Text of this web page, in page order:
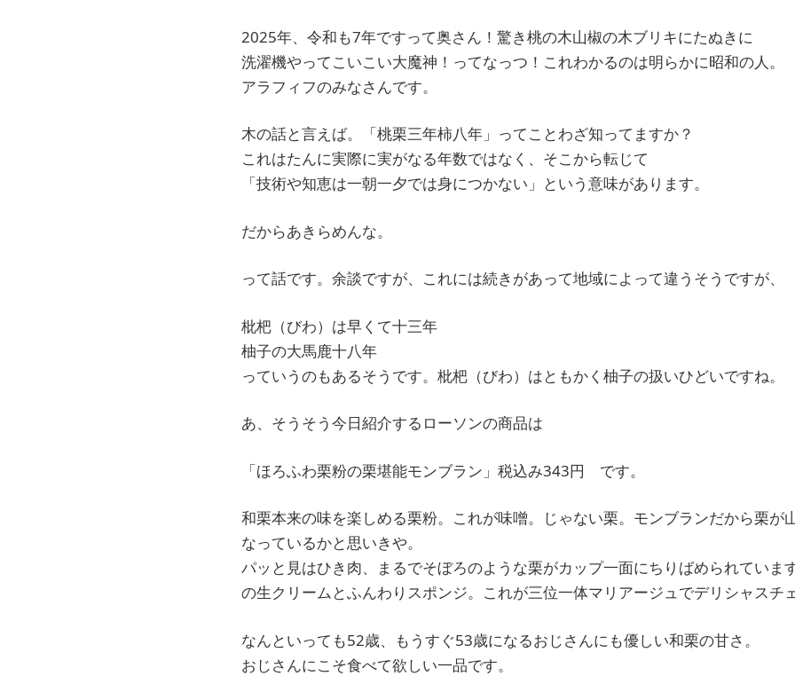
2025年、令和も7年ですって奥さん！驚き桃の木山椒の木ブリキにたぬきに
洗濯機やってこいこい大魔神！ってなっつ！これわかるのは明らかに昭和の人。
アラフィフのみなさんです。
木の話と言えば。「桃栗三年柿八年」ってことわざ知ってますか？
これはたんに実際に実がなる年数ではなく、そこから転じて
「技術や知恵は一朝一夕では身につかない」という意味があります。
だからあきらめんな。
って話です。余談ですが、これには続きがあって地域によって違うそうですが、
枇杷（びわ）は早くて十三年
柚子の大馬鹿十八年
っていうのもあるそうです。枇杷（びわ）はともかく柚子の扱いひどいですね。
あ、そうそう今日紹介するローソンの商品は
「ほろふわ栗粉の栗堪能モンブラン」税込み343円 です。
和栗本来の味を楽しめる栗粉。これが味噌。じゃない栗。モンブランだから栗が
なっているかと思いきや。
パッと見はひき肉、まるでそぼろのような栗がカップ一面にちりばめられていま
の生クリームとふんわりスポンジ。これが三位一体マリアージュでデリシャスチ
なんといっても52歳、もうすぐ53歳になるおじさんにも優しい和栗の甘さ。
おじさんにこそ食べて欲しい一品です。